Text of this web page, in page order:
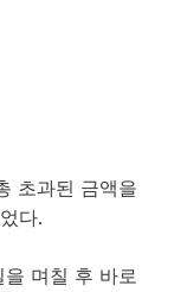
초과된 금액을
다.
며칠 후 바로